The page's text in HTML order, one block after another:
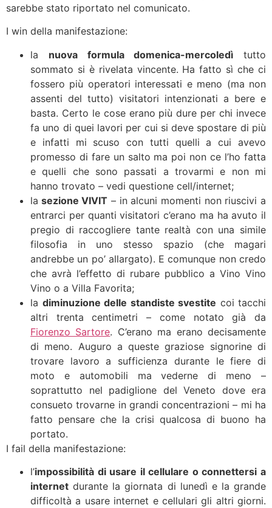
sarebbe stato riportato nel comunicato.
I win della manifestazione:
la nuova formula domenica-mercoledì tutto
sommato si è rivelata vincente. Ha fatto sì che ci
fossero più operatori interessati e meno (ma non
assenti del tutto) visitatori intenzionati a bere e
basta. Certo le cose erano più dure per chi invece
fa uno di quei lavori per cui si deve spostare di più
e infatti mi scuso con tutti quelli a cui avevo
promesso di fare un salto ma poi non ce l’ho fatta
e quelli che sono passati a trovarmi e non mi
hanno trovato – vedi questione cell/internet;
la sezione VIVIT – in alcuni momenti non riuscivi a
entrarci per quanti visitatori c’erano ma ha avuto il
pregio di raccogliere tante realtà con una simile
filosofia in uno stesso spazio (che magari
andrebbe un po’ allargato). E comunque non credo
che avrà l’effetto di rubare pubblico a Vino Vino
Vino o a Villa Favorita;
la diminuzione delle standiste svestite coi tacchi
altri trenta centimetri – come notato già da
Fiorenzo Sartore. C’erano ma erano decisamente
di meno. Auguro a queste graziose signorine di
trovare lavoro a sufficienza durante le fiere di
moto e automobili ma vederne di meno –
soprattutto nel padiglione del Veneto dove era
consueto trovarne in grandi concentrazioni – mi ha
fatto pensare che la crisi qualcosa di buono ha
portato.
I fail della manifestazione:
l’impossibilità di usare il cellulare o connettersi a
internet durante la giornata di lunedì e la grande
difficoltà a usare internet e cellulari gli altri giorni.